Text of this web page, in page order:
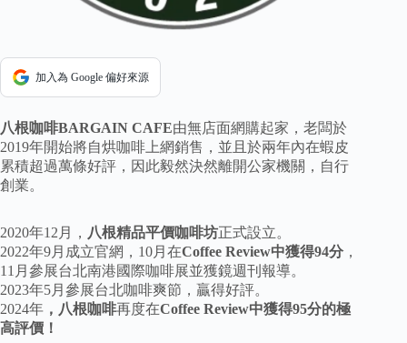
加入為 Google 偏好來源
八根咖啡BARGAIN CAFE由無店面網購起家，老闆於
2019年開始將自烘咖啡上網銷售，並且於兩年內在蝦皮
累積超過萬條好評，因此毅然決然離開公家機關，自行
創業。
2020年12月， 八根精品平價咖啡坊正式設立。
2022年9月成立官網，10月在Coffee Review中獲得94分 ，
11月參展台北南港國際咖啡展並獲鏡週刊報導。
2023年5月參展台北咖啡爽節，贏得好評。
2024年 ，八根咖啡再度在Coffee Review中獲得95分的極
高評價！